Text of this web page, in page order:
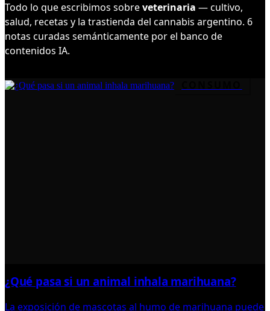
Todo lo que escribimos sobreveterinaria — cultivo,
salud, recetas y la trastienda del cannabis argentino. 6
notas curadas semánticamente por el banco de
contenidos IA.
¿Qué pasa si un animal inhala marihuana?
La exposición de mascotas al humo de marihuana puede